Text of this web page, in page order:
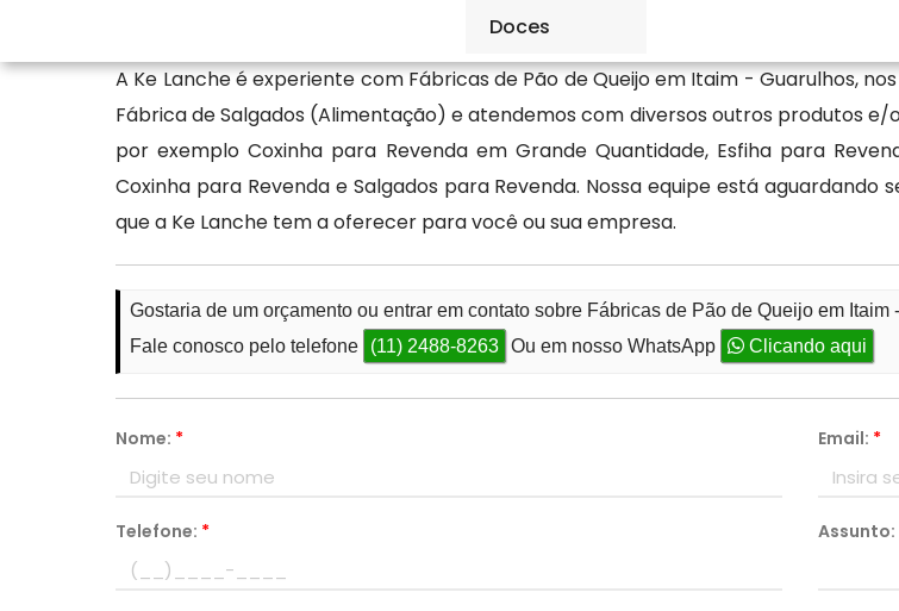
Doces
A Ke Lanche é experiente com Fábricas de Pão de Queijo em Itaim - Guarulhos,
Fábrica de Salgados (Alimentação) e atendemos com diversos outros produtos e/
por exemplo Coxinha para Revenda em Grande Quantidade, Esfiha para
Coxinha para Revenda e Salgados para Revenda. Nossa equipe está
que a Ke Lanche tem a oferecer para você ou sua empresa.
Gostaria de um orçamento ou entrar em contato sobre Fábricas de Pão de Queijo em Itaim
Fale conosco pelo telefone
(11) 2488-8263 Ou em nosso WhatsApp Clicando aqui
Nome: * Email: *
Telefone: * Assunto: